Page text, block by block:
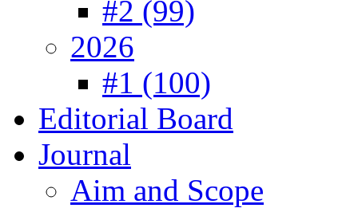
#2 (99)
2026
#1 (100)
Editorial Board
Journal
Aim and Scope